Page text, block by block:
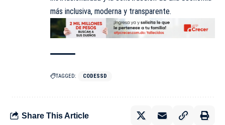
más inclusiva, moderna y transparente.
TAGGED: CODESSD
Share This Article